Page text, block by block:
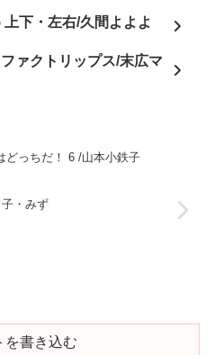
上下・左右/久間よよよ
ァクトリップス/末広マ
どっちだ！ 6 /山本小鉄子
・みず
を書き込む